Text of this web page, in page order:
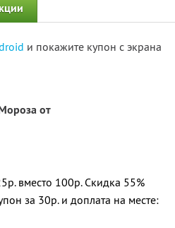
и покажите купон с экрана
от
вместо 100р. Скидка 55%
за 30р. и доплата на месте: